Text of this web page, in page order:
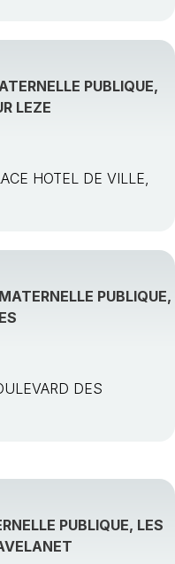
PUBLIQUE,
LEZE
HOTEL DE VILLE,
PUBLIQUE,
DES
PUBLIQUE, LES